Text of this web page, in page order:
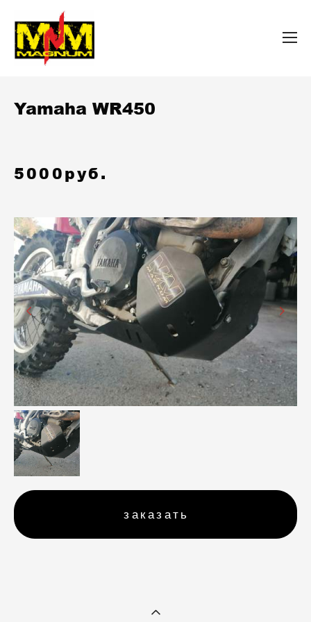
Yamaha WR450
5000руб.
заказать